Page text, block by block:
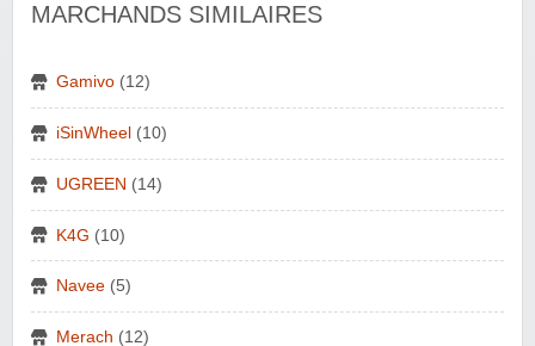
MARCHANDS SIMILAIRES
Gamivo (12)
iSinWheel (10)
UGREEN (14)
K4G (10)
Navee (5)
Merach (12)